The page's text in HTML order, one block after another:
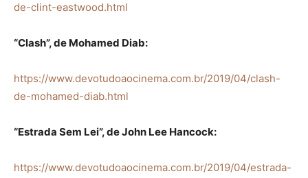
de-clint-eastwood.html
“Clash”, de Mohamed Diab:
https://www.devotudoaocinema.com.br/2019/04/clash-
de-mohamed-diab.html
“Estrada Sem Lei”, de John Lee Hancock:
https://www.devotudoaocinema.com.br/2019/04/estrada-